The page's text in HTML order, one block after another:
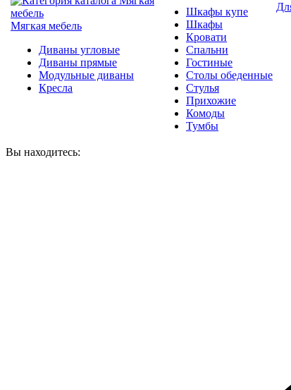
Мягкая мебель
Диваны угловые
Диваны прямые
Модульные диваны
Кресла
Шкафы купе
Шкафы
Кровати
Спальни
Гостиные
Столы обеденные
Стулья
Прихожие
Комоды
Тумбы
Вы находитесь: